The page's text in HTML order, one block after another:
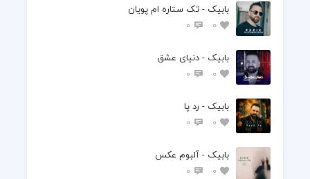
بابیک - تک ستاره ام پویان
0
0
بابیک - دنیای عشق
0
0
بابیک - رد پا
0
0
بابیک - آلبوم عکس
0
0